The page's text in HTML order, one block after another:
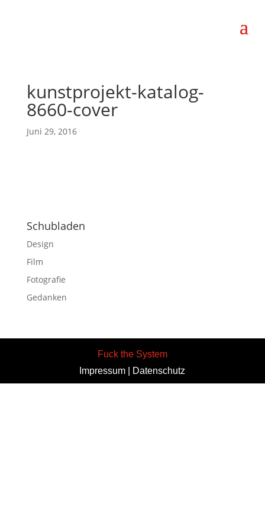
kunstprojekt-katalog-
8660-cover
Juni 29, 2016
Schubladen
Design
Film
Fotografie
Gedanken
Fuck the System
Impressum
Datenschutz